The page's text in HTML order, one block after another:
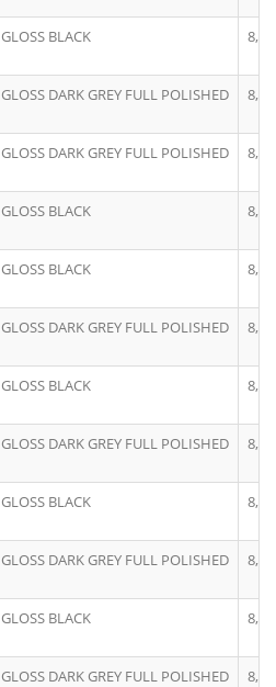
GLOSS BLACK 8,0J
GLOSS DARK GREY FULL POLISHED 8,0J
GLOSS DARK GREY FULL POLISHED 8,5J
GLOSS BLACK 8,5J
GLOSS BLACK 8,5J
GLOSS DARK GREY FULL POLISHED 8,5J
GLOSS BLACK 8,0J
GLOSS DARK GREY FULL POLISHED 8,0J
GLOSS BLACK 8,0J
GLOSS DARK GREY FULL POLISHED 8,0J
GLOSS BLACK 8,0J
GLOSS DARK GREY FULL POLISHED 8,0J